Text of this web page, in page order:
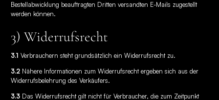
Bestellabwicklung beauftragten Dritten versandten E-Mails zugestellt
werden können.
3) Widerrufsrecht
3.1 Verbrauchern steht grundsätzlich ein Widerrufsrecht zu.
3.2 Nähere Informationen zum Widerrufsrecht ergeben sich aus der
Widerrufsbelehrung des Verkäufers.
3.3 Das Widerrufsrecht gilt nicht für Verbraucher, die zum Zeitpunkt